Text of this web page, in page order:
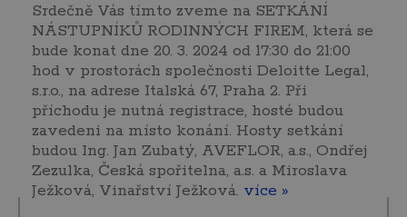
Srdečně Vás tímto zveme na SETKÁNÍ
NÁSTUPNÍKŮ RODINNÝCH FIREM, která se
bude konat dne 20. 3. 2024 od 17:30 do 21:00
hod v prostorách společnosti Deloitte Legal,
s.r.o., na adrese Italská 67, Praha 2. Při
příchodu je nutná registrace, hosté budou
zavedeni na místo konání. Hosty setkání
budou Ing. Jan Zubatý, AVEFLOR, a.s., Ondřej
Zezulka, Česká spořitelna, a.s. a Miroslava
Ježková, Vinařství Ježková. více »